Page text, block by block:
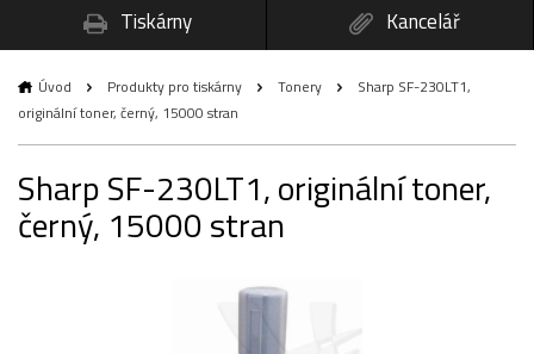
Tiskárny
Kancelář
Úvod Produkty pro tiskárny Tonery
Sharp SF-230LT1,
originální toner, černý, 15000 stran
Sharp SF-230LT1, originální toner,
černý, 15000 stran